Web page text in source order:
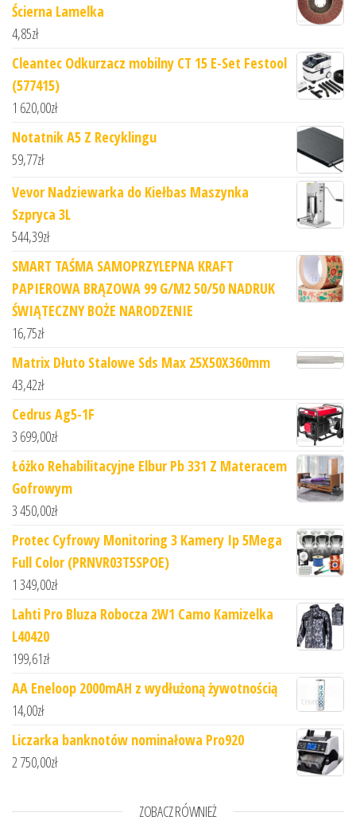
Ścierna Lamelka
4,85zł
Cleantec Odkurzacz mobilny CT 15 E-Set Festool
(577415)
1 620,00zł
Notatnik A5 Z Recyklingu
59,77zł
Vevor Nadziewarka do Kiełbas Maszynka
Szpryca 3L
544,39zł
SMART TAŚMA SAMOPRZYLEPNA KRAFT
PAPIEROWA BRĄZOWA 99 G/M2 50/50 NADRUK
ŚWIĄTECZNY BOŻE NARODZENIE
16,75zł
Matrix Dłuto Stalowe Sds Max 25X50X360mm
43,42zł
Cedrus Ag5-1F
3 699,00zł
Łóżko Rehabilitacyjne Elbur Pb 331 Z Materacem
Gofrowym
3 450,00zł
Protec Cyfrowy Monitoring 3 Kamery Ip 5Mega
Full Color (PRNVR03T5SPOE)
1 349,00zł
Lahti Pro Bluza Robocza 2W1 Camo Kamizelka
L40420
199,61zł
AA Eneloop 2000mAH z wydłużoną żywotnością
14,00zł
Liczarka banknotów nominałowa Pro920
2 750,00zł
ZOBACZ RÓWNIEŻ